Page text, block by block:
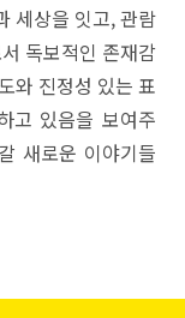
세상을 잇고, 관람
독보적인 존재감
와 진정성 있는 표
고 있음을 보여주
새로운 이야기들